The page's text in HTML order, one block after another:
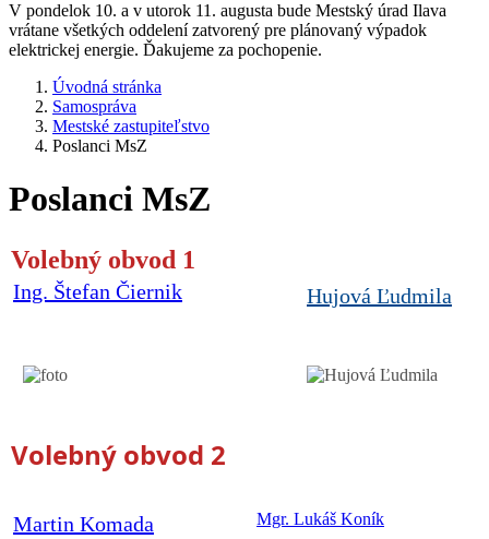
V pondelok 10. a v utorok 11. augusta bude Mestský úrad Ilava
vrátane všetkých oddelení zatvorený pre plánovaný výpadok
elektrickej energie. Ďakujeme za pochopenie.
Úvodná stránka
Samospráva
Mestské zastupiteľstvo
Poslanci MsZ
Poslanci MsZ
Volebný obvod 1
Ing. Štefan Čiernik Hujová Ľudmila
Volebný obvod 2
Martin Komada Mgr. Lukáš Koník